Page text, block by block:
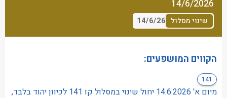
מַעֲרֶכֶת
נָגִישׁ
בִּקְלִיק
לִנְגִישׁוּת
הָאֲתָר.
14/6/2026
שינוי מסלול 14/6/26
הקווים המושפעים:
141
מיום א' 14.6.2026 יחול שינוי במסלול קו 141 לכיוון יהוד בלבד,